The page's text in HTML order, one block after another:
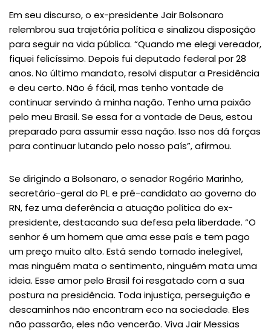
Em seu discurso, o ex-presidente Jair Bolsonaro
relembrou sua trajetória política e sinalizou disposição
para seguir na vida pública. “Quando me elegi vereador,
fiquei felicíssimo. Depois fui deputado federal por 28
anos. No último mandato, resolvi disputar a Presidência
e deu certo. Não é fácil, mas tenho vontade de
continuar servindo à minha nação. Tenho uma paixão
pelo meu Brasil. Se essa for a vontade de Deus, estou
preparado para assumir essa nação. Isso nos dá forças
para continuar lutando pelo nosso país”, afirmou.
Se dirigindo a Bolsonaro, o senador Rogério Marinho,
secretário-geral do PL e pré-candidato ao governo do
RN, fez uma deferência a atuação política do ex-
presidente, destacando sua defesa pela liberdade. “O
senhor é um homem que ama esse país e tem pago
um preço muito alto. Está sendo tornado inelegível,
mas ninguém mata o sentimento, ninguém mata uma
ideia. Esse amor pelo Brasil foi resgatado com a sua
postura na presidência. Toda injustiça, perseguição e
descaminhos não encontram eco na sociedade. Eles
não passarão, eles não vencerão. Viva Jair Messias